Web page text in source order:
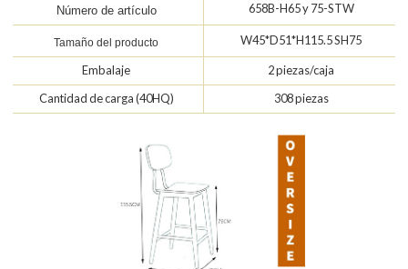
Número de artículo 658B-H65 y 75-STW
Tamaño del producto W45*D51*H115.5 SH75
Embalaje
2 piezas/caja
Cantidad de carga (40HQ)
308 piezas